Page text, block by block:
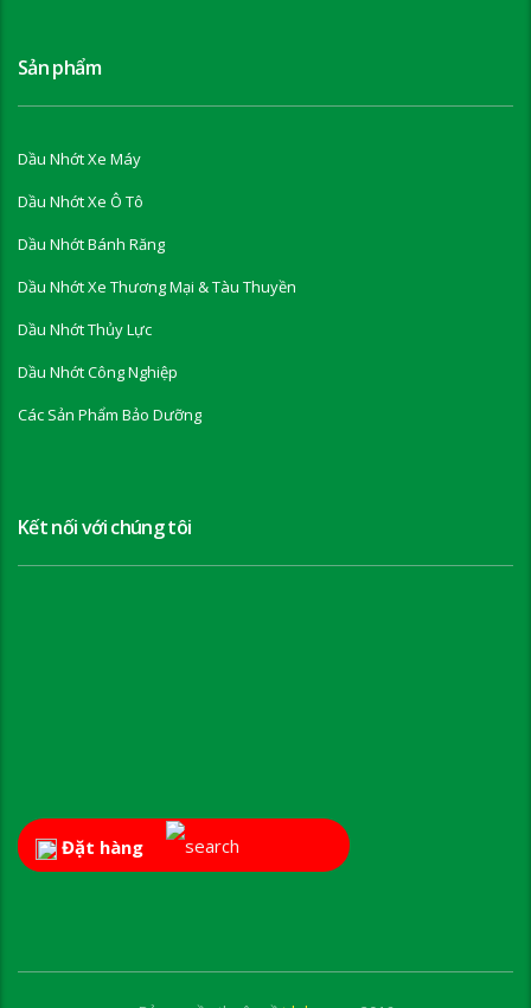
Đặt hàng
Sản phẩm
Dầu Nhớt Xe Máy
Dầu Nhớt Xe Ô Tô
Dầu Nhớt Bánh Răng
Dầu Nhớt Xe Thương Mại & Tàu Thuyền
Dầu Nhớt Thủy Lực
Dầu Nhớt Công Nghiệp
Các Sản Phẩm Bảo Dưỡng
Kết nối với chúng tôi